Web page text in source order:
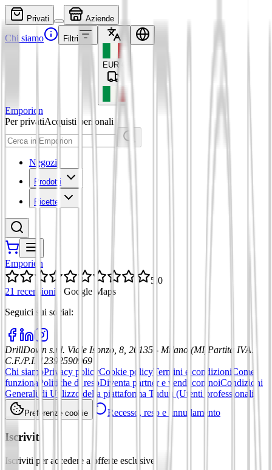
Privati Aziende
Chi siamo Filtri
EUR
Emporion
Per privatiAcquisti personali
Negozi
Prodotti
Ricette
Emporion
5,0
21 recensioni
Google Maps
Seguici sui social:
DrillDown s.r.l. Viale Isonzo, 8, 20135 - Milano (MI) Partita IVA:
C.F./P.I. 12392590969
Chi siamoPrivacy policyCookie policyTermini e condizioni Come
funziona Politiche di resoDiventa partner e vendi con noiCondizioni
Generali di Utilizzo della piattaforma Tuduu (Utenti professionali)
Preferenze cookie Recesso, reso e annullamento
Iscriviti
Iscriviti per accedere a offerte esclusive